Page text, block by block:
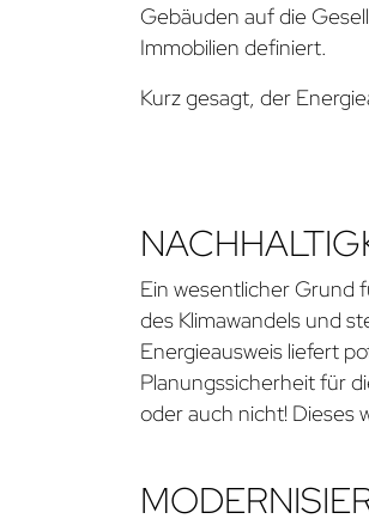
Gebäuden auf die
Immobilien definiert.
Kurz gesagt, der
Ein wesentlicher Grund
des Klimawandels und
Energieausweis liefert
Planungssicherheit für
oder auch nicht! Dieses